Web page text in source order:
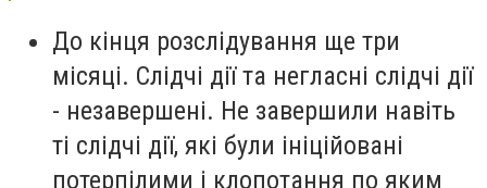
До кінця розслідування ще три
місяці. Слідчі дії та негласні слідчі дії
- незавершені. Не завершили навіть
ті слідчі дії, які були ініційовані
потерпілими і клопотання по яким